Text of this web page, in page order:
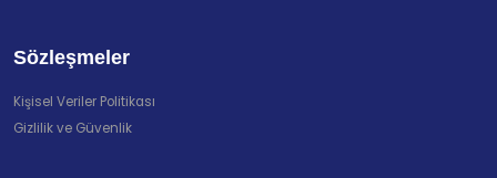
Sözleşmeler
Kişisel Veriler Politikası
Gizlilik ve Güvenlik